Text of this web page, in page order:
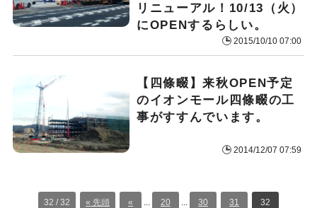
リニューアル！10/13（火）
にOPENするらしい。
2015/10/10 07:00
【四條畷】来秋OPEN予定
のイオンモール四條畷の工
事がすすんでいます。
2014/12/07 07:59
32 / 32 « 先頭 « 20 30 31 32